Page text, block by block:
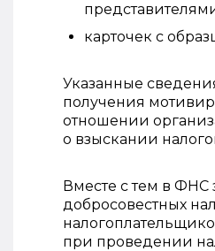
карточек с
Указанные
получения
отношении
о взыскании
Вместе с тем в ФНС
добросовестных
при проведении